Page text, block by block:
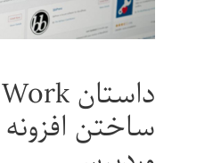
ساختن افزونه